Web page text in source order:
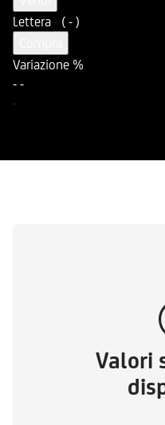
Lettera - ( - )
Variazione %
- -
-
Valori